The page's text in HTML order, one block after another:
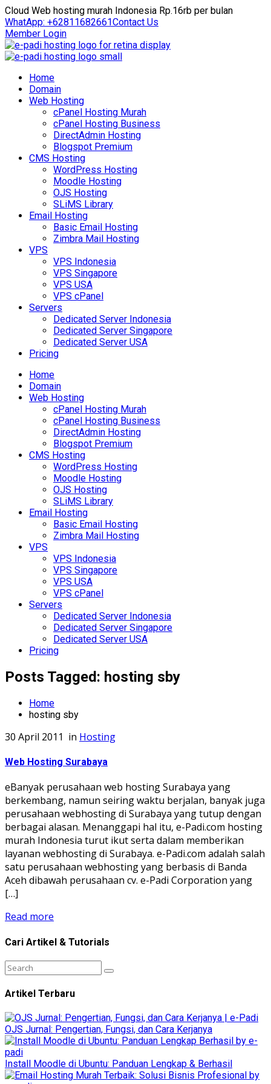
Cloud Web hosting murah Indonesia Rp.16rb per bulan
WhatApp: +62811682661Contact Us
Member Login
Home
Domain
Web Hosting
cPanel Hosting Murah
cPanel Hosting Business
DirectAdmin Hosting
Blogspot Premium
CMS Hosting
WordPress Hosting
Moodle Hosting
OJS Hosting
SLiMS Library
Email Hosting
Basic Email Hosting
Zimbra Mail Hosting
VPS
VPS Indonesia
VPS Singapore
VPS USA
VPS cPanel
Servers
Dedicated Server Indonesia
Dedicated Server Singapore
Dedicated Server USA
Pricing
Home
Domain
Web Hosting
cPanel Hosting Murah
cPanel Hosting Business
DirectAdmin Hosting
Blogspot Premium
CMS Hosting
WordPress Hosting
Moodle Hosting
OJS Hosting
SLiMS Library
Email Hosting
Basic Email Hosting
Zimbra Mail Hosting
VPS
VPS Indonesia
VPS Singapore
VPS USA
VPS cPanel
Servers
Dedicated Server Indonesia
Dedicated Server Singapore
Dedicated Server USA
Pricing
Posts Tagged: hosting sby
Home
hosting sby
30 April 2011 in Hosting
Web Hosting Surabaya
eBanyak perusahaan web hosting Surabaya yang
berkembang, namun seiring waktu berjalan, banyak juga
perusahaan webhosting di Surabaya yang tutup dengan
berbagai alasan. Menanggapi hal itu, e-Padi.com hosting
murah Indonesia turut ikut serta dalam memberikan
layanan webhosting di Surabaya. e-Padi.com adalah salah
satu perusahaan webhosting yang berbasis di Banda
Aceh dibawah perusahaan cv. e-Padi Corporation yang
[…]
Read more
Cari Artikel & Tutorials
Artikel Terbaru
OJS Jurnal: Pengertian, Fungsi, dan Cara Kerjanya
Install Moodle di Ubuntu: Panduan Lengkap & Berhasil